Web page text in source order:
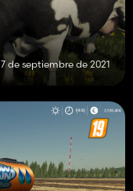
7 de septiembre de 2021